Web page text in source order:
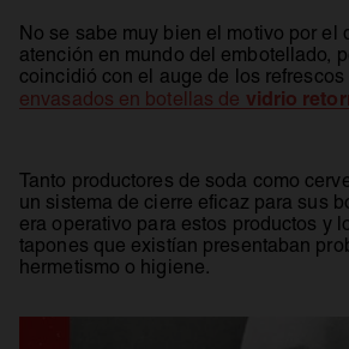
No se sabe muy bien el motivo por el
atención en mundo del embotellado,
coincidió con el auge de los refrescos
envasados en botellas de vidrio
Tanto productores de soda como
un sistema de cierre eficaz para sus
era operativo para estos productos y
tapones que existían presentaban
hermetismo o higiene.